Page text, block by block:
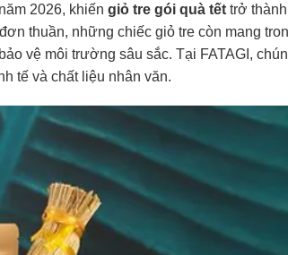
2026, khiến giỏ tre gói quà tết trở thành
thuần, những chiếc giỏ tre còn mang
vệ môi trường sâu sắc. Tại FATAGI,
tế và chất liệu nhân văn.